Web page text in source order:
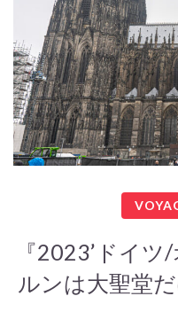
『2023’ドイ
ルンは大聖堂